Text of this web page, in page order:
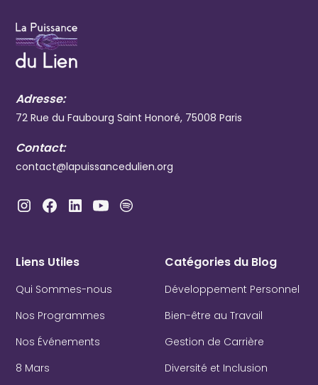
Adresse:
72 Rue du Faubourg Saint Honoré, 75008 Paris
Contact:
contact@lapuissancedulien.org
Liens Utiles
Qui Sommes-nous
Nos Programmes
Nos Événements
8 Mars
Catégories du Blog
Développement Personnel
Bien-être au Travail
Gestion de Carrière
Diversité et Inclusion